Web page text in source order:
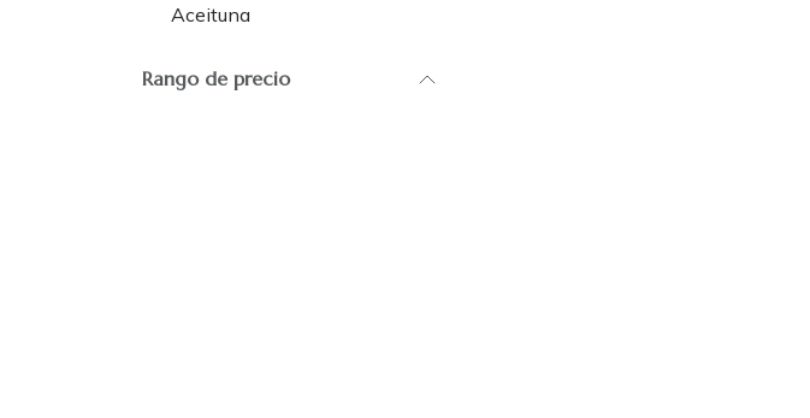
Aceituna
Rango de precio